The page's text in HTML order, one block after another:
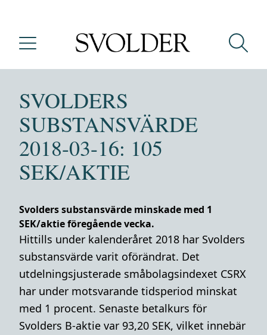
SVOLDERS
SUBSTANSVÄRDE
2018-03-16: 105
SEK/AKTIE
Svolders substansvärde minskade med 1
SEK/aktie föregående vecka.
Hittills under kalenderåret 2018 har Svolders
substansvärde varit oförändrat. Det
utdelningsjusterade småbolagsindexet CSRX
har under motsvarande tidsperiod minskat
med 1 procent. Senaste betalkurs för
Svolders B-aktie var 93,20 SEK, vilket innebär